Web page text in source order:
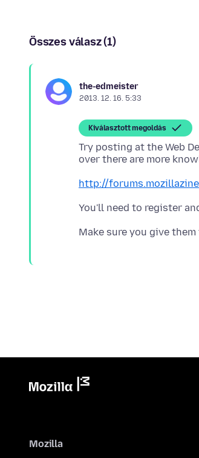
Összes válasz (1)
the-edmeister
2013. 12. 16. 5:33
Kiválasztott megoldás
Try posting at the Web
over there are more
http://
Mozilla